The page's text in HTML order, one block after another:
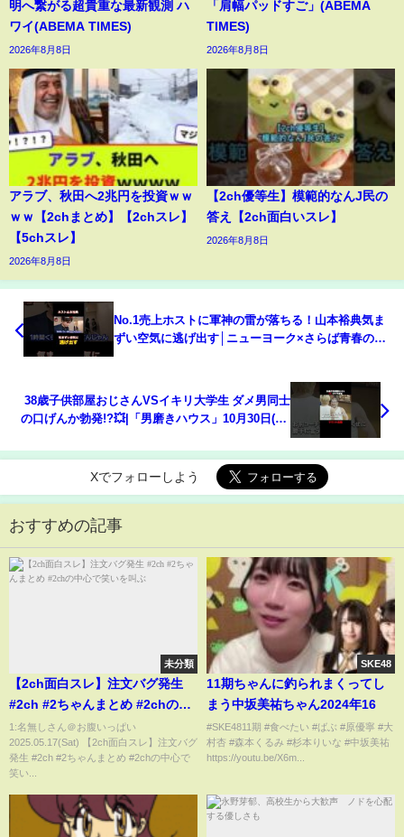
明へ繋がる超貴重な最新観測 ハ
ワイ(ABEMA TIMES)
2026年8月8日
「肩幅パッドすご」(ABEMA
TIMES)
2026年8月8日
アラブ、秋田へ2兆円を投資ｗｗ
ｗｗ【2chまとめ】【2chスレ】
【5chスレ】
2026年8月8日
【2ch優等生】模範的なんJ民の
答え【2ch面白いスレ】
2026年8月8日
No.1売上ホストに軍神の雷が落ちる！山本裕典気ま
ずい空気に逃げ出す│ニューヨーク×さらば青春の光
38歳子供部屋おじさんVSイキリ大学生 ダメ男同士
の口げんか勃発!?💥|「男磨きハウス」10月30日(木)
Xでフォローしよう
おすすめの記事
未分類
【2ch面白スレ】注文バグ発生
#2ch #2ちゃんまとめ #2chの中
心で笑いを叫ぶ
1:名無しさん＠お腹いっぱい
2025.05.17(Sat) 【2ch面白スレ】注文バグ
発生 #2ch #2ちゃんまとめ #2chの中心で
笑い...
SKE48
11期ちゃんに釣られまくってし
まう中坂美祐ちゃん2024年16
#SKE4811期 #食べたい #ばぶ #原優寧 #大
村杏 #森本くるみ #杉本りいな #中坂美祐
https://youtu.be/X6m...